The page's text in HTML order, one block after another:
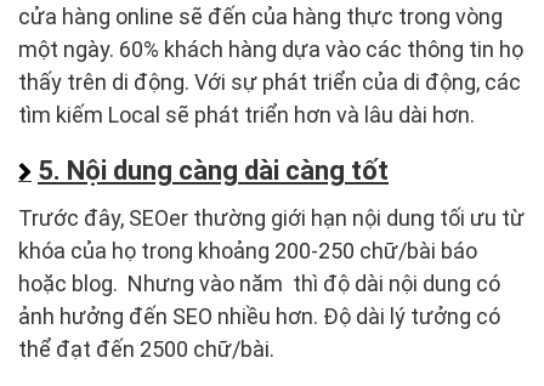
cửa hàng online sẽ đến của hàng thực trong vòng
một ngày. 60% khách hàng dựa vào các thông tin họ
thấy trên di động. Với sự phát triển của di động, các
tìm kiếm Local sẽ phát triển hơn và lâu dài hơn.
5. Nội dung càng dài càng tốt
Trước đây, SEOer thường giới hạn nội dung tối ưu từ
khóa của họ trong khoảng 200-250 chữ/bài báo
hoặc blog. Nhưng vào năm thì độ dài nội dung có
ảnh hưởng đến SEO nhiều hơn. Độ dài lý tưởng có
thể đạt đến 2500 chữ/bài.